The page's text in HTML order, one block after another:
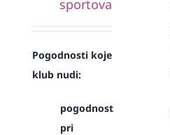
sportova
Pogodnosti koje
klub nudi:
pogodnost
pri